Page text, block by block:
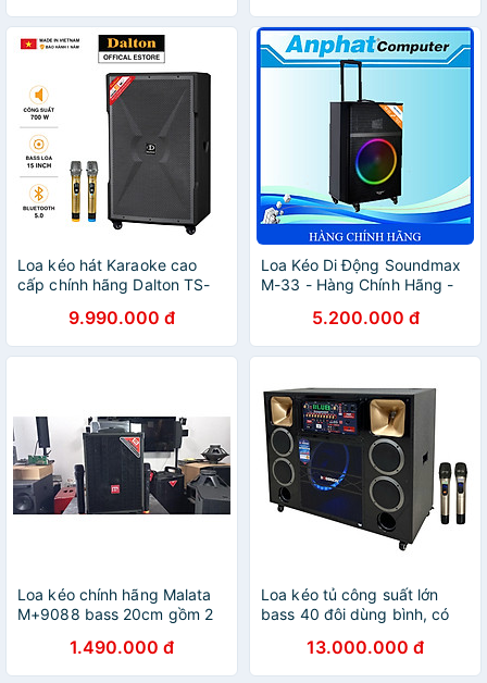
Loa kéo hát Karaoke cao
cấp chính hãng Dalton TS-
9.990.000 đ
Loa Kéo Di Động Soundmax
M-33 - Hàng Chính Hãng -
5.200.000 đ
Loa kéo chính hãng Malata
M+9088 bass 20cm gồm 2
1.490.000 đ
Loa kéo tủ công suất lớn
bass 40 đôi dùng bình, có
Bossinon N8119K- công suất
2.400w- Hàng Chính Hãng
13.000.000 đ